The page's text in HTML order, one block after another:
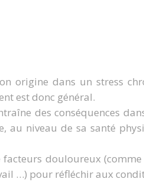
origine dans un stress
est donc général.
des conséquences
au niveau de sa santé
douloureux
…) pour réfléchir aux